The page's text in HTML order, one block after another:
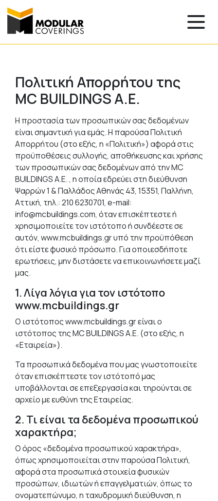
Skip
content
Πολιτική Απορρήτου της
MC BUILDINGS A.E.
Η προστασία των προσωπικών σας δεδομένων
είναι σημαντική για εμάς. Η παρούσα Πολιτική
Απορρήτου (στο εξής, η «Πολιτική») αφορά στις
προϋποθέσεις συλλογής, αποθήκευσης και χρήσης
των προσωπικών σας δεδομένων από την MC
BUILDINGS A.E. , η οποία εδρεύει στη διεύθυνση
Ψαρρών 1 & Παλλάδος Αθηνάς 43, 15351, Παλλήνη,
Αττική, τηλ.: 210 6230701, e-mail:
info@mcbuildings.com, όταν επισκέπτεστε ή
χρησιμοποιείτε τον ιστότοπο ή συνδέεστε σε
αυτόν, www.mcbuildings.gr υπό την προϋπόθεση
ότι είστε φυσικό πρόσωπο. Για οποιεσδήποτε
ερωτήσεις, μην διστάσετε να επικοινωνήσετε μαζί
μας.
1. Λίγα λόγια για τον ιστότοπο
www.mcbuildings.gr
Ο ιστότοπος www.mcbuildings.gr είναι ο
ιστότοπος της MC BUILDINGS A.E. (στο εξής, η
«Εταιρεία»).
Τα προσωπικά δεδομένα που μας γνωστοποιείτε
όταν επισκέπτεστε τον ιστότοπό μας
υποβάλλονται σε επεξεργασία και τηρούνται σε
αρχείο με ευθύνη της Εταιρείας.
2. Τι είναι τα δεδομένα προσωπικού
χαρακτήρα;
Ο όρος «δεδομένα προσωπικού χαρακτήρα»,
όπως χρησιμοποιείται στην παρούσα Πολιτική,
αφορά στα προσωπικά στοιχεία φυσικών
προσώπων, ιδιωτών ή επαγγελματιών, όπως το
ονοματεπώνυμο, η ταχυδρομική διεύθυνση, η